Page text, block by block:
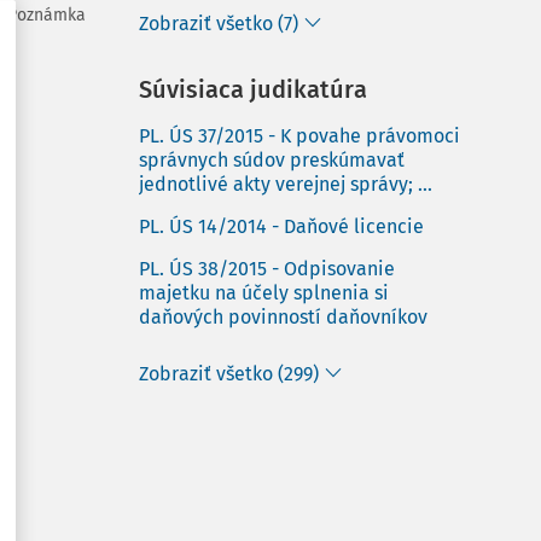
Poznámka Zobraziť všetko (7)
Súvisiaca judikatúra
PL. ÚS 37/2015 - K povahe právomoci
správnych súdov preskúmavať
jednotlivé akty verejnej správy; ...
PL. ÚS 14/2014 - Daňové licencie
PL. ÚS 38/2015 - Odpisovanie
majetku na účely splnenia si
daňových povinností daňovníkov
Zobraziť všetko (299)